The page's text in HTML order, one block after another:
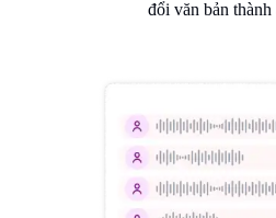
đổi văn bản thành